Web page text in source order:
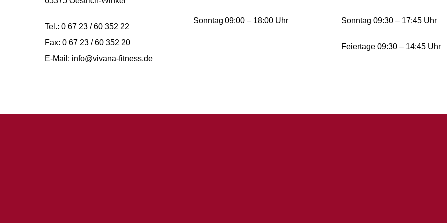
Tel.: 0 67 23 / 60 352 22
Fax: 0 67 23 / 60 352 20
E-Mail: info@vivana-fitness.de
Sonntag 09:00 – 18:00 Uhr Sonntag 09:30 – 17:45 Uhr
Feiertage 09:30 – 14:45 Uhr